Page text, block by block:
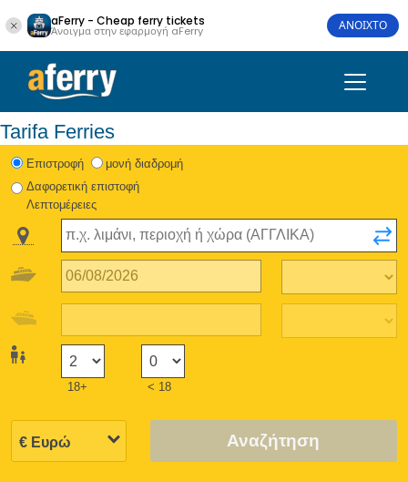
aFerry - Cheap ferry tickets
Άνοιγμα στην εφαρμογή aFerry ΑΝΟΙΧΤΟ
Tarifa Ferries
Eπιστροφή
μονή διαδρομή
Δαφορετική επιστοφή
Λεπτομέρειες
18+ < 18
Αναζήτηση